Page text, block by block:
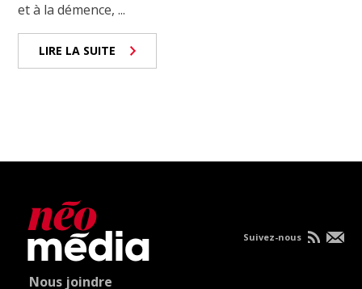
et à la démence, ...
LIRE LA SUITE
Nous joindre
Suivez-nous